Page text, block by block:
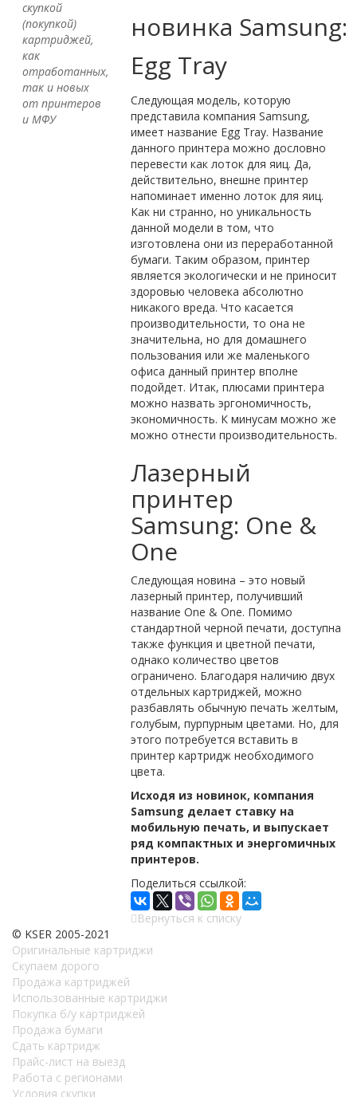
скупкой
(покупкой)
картриджей,
как
отработанных,
так и новых
от принтеров
и МФУ
новинка Samsung:
Egg Tray
Следующая модель, которую
представила компания Samsung,
имеет название Egg Tray. Название
данного принтера можно дословно
перевести как лоток для яиц. Да,
действительно, внешне принтер
напоминает именно лоток для яиц.
Как ни странно, но уникальность
данной модели в том, что
изготовлена они из переработанной
бумаги. Таким образом, принтер
является экологически и не приносит
здоровью человека абсолютно
никакого вреда. Что касается
производительности, то она не
значительна, но для домашнего
пользования или же маленького
офиса данный принтер вполне
подойдет. Итак, плюсами принтера
можно назвать эргономичность,
экономичность. К минусам можно же
можно отнести производительность.
Лазерный
принтер
Samsung: One &
One
Следующая новина – это новый
лазерный принтер, получивший
название One & One. Помимо
стандартной черной печати, доступна
также функция и цветной печати,
однако количество цветов
ограничено. Благодаря наличию двух
отдельных картриджей, можно
разбавлять обычную печать желтым,
голубым, пурпурным цветами. Но, для
этого потребуется вставить в
принтер картридж необходимого
цвета.
Исходя из новинок, компания
Samsung делает ставку на
мобильную печать, и выпускает
ряд компактных и энергомичных
принтеров.
Поделиться ссылкой:
Вернуться к списку
© KSER 2005-2021
Оригинальные картриджи
Скупаем дорого
Продажа картриджей
Использованные картриджи
Покупка б/у картриджей
Продажа бумаги
Сдать картридж
Прайс-лист на выезд
Работа с регионами
Условия скупки